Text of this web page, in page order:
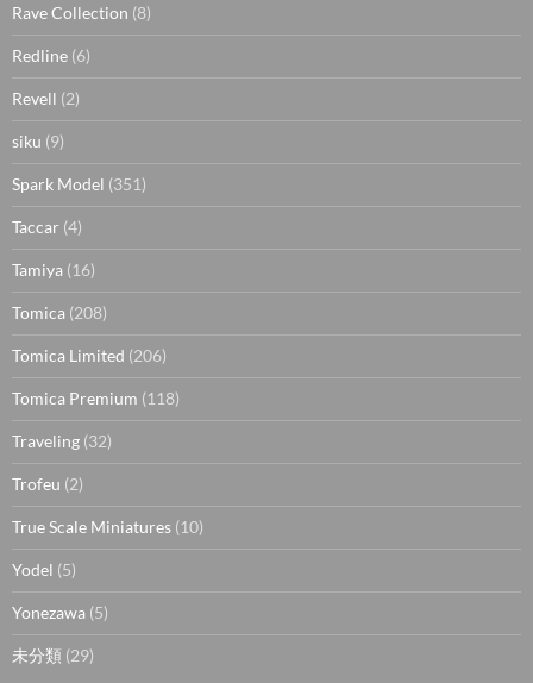
Rave Collection (8)
Redline (6)
Revell (2)
siku (9)
Spark Model (351)
Taccar (4)
Tamiya (16)
Tomica (208)
Tomica Limited (206)
Tomica Premium (118)
Traveling (32)
Trofeu (2)
True Scale Miniatures (10)
Yodel (5)
Yonezawa (5)
未分類 (29)